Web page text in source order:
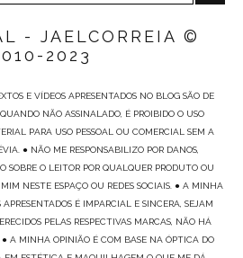
- JAELCORREIA ©
2023
E VÍDEOS APRESENTADOS NO BLOG SÃO DE
NÃO ASSINALADO, É PROIBIDO O USO
PARA USO PESSOAL OU COMERCIAL SEM A
● NÃO ME RESPONSABILIZO POR DANOS,
SOBRE O LEITOR POR QUALQUER PRODUTO OU
NESTE ESPAÇO OU REDES SOCIAIS. ● A MINHA
APRESENTADOS É IMPARCIAL E SINCERA, SEJAM
PELAS RESPECTIVAS MARCAS, NÃO HÁ
A MINHA OPINIÃO É COM BASE NA ÓPTICA DO